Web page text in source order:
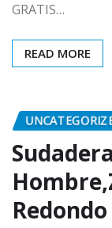
GRATIS…
READ MORE